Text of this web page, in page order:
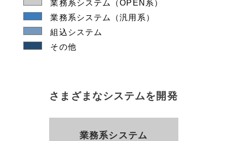
業務系システム（OPEN系）
業務系システム（汎用系）
組込システム
その他
さまざまなシステムを開発
業務系システム